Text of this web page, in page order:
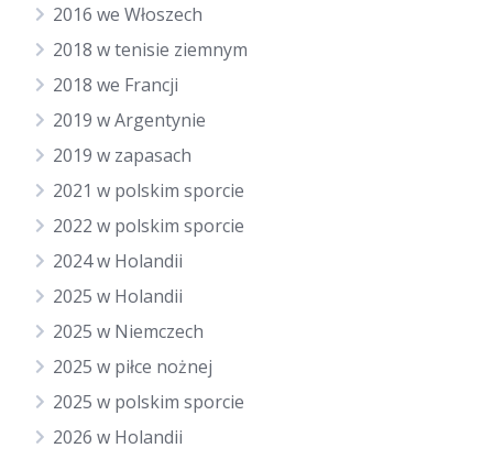
2016 we Włoszech
2018 w tenisie ziemnym
2018 we Francji
2019 w Argentynie
2019 w zapasach
2021 w polskim sporcie
2022 w polskim sporcie
2024 w Holandii
2025 w Holandii
2025 w Niemczech
2025 w piłce nożnej
2025 w polskim sporcie
2026 w Holandii